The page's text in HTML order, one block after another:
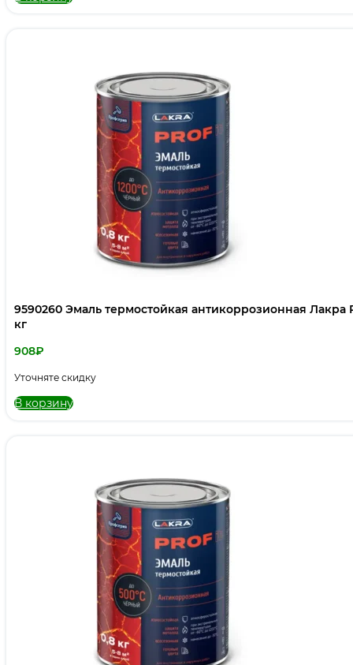
9590260 Эмаль термостойкая антикоррозионная Лакра
кг
908₽
Уточняте скидку
В корзину